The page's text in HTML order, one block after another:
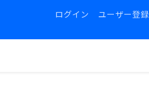
ログイン ユーザー登録